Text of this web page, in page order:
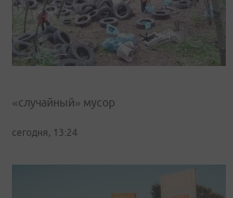
«случайный» мусор
сегодня, 13:24